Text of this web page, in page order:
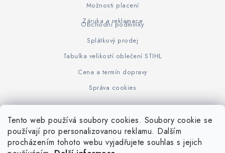
Tento web používá soubory cookies. Soubory cookie se
používají pro personalizovanou reklamu. Dalším
procházením tohoto webu vyjadřujete souhlas s jejich
Možnosti placení
Záruka a reklamace
Obchodní podmínky
Splátkový prodej
Tabulka velikostí oblečení STIHL
Cena a termín dopravy
Správa cookies
www.KOVOJUHASZ.cz Výrobce STIHL STIHL Timbersport